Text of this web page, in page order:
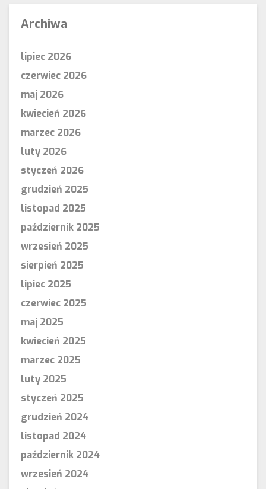
Archiwa
lipiec 2026
czerwiec 2026
maj 2026
kwiecień 2026
marzec 2026
luty 2026
styczeń 2026
grudzień 2025
listopad 2025
październik 2025
wrzesień 2025
sierpień 2025
lipiec 2025
czerwiec 2025
maj 2025
kwiecień 2025
marzec 2025
luty 2025
styczeń 2025
grudzień 2024
listopad 2024
październik 2024
wrzesień 2024